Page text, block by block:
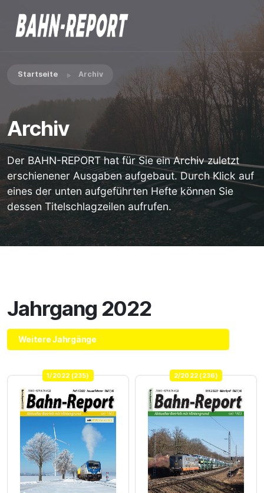
Startseite Archiv
Archiv
Der BAHN-REPORT hat für Sie ein Archiv zuletzt
erschienener Ausgaben aufgebaut. Durch Klick auf
eines der unten aufgeführten Hefte können Sie
dessen Titelschlagzeilen aufrufen.
Jahrgang 2022
Weitere Jahrgänge
1/2022 (235) 2/2022 (236)